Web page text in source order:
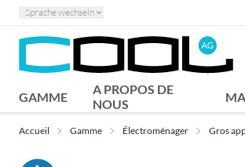
Sprache wechseln
GAMME
A PROPOS DE
NOUS
Accueil Gamme Électroménager Gros